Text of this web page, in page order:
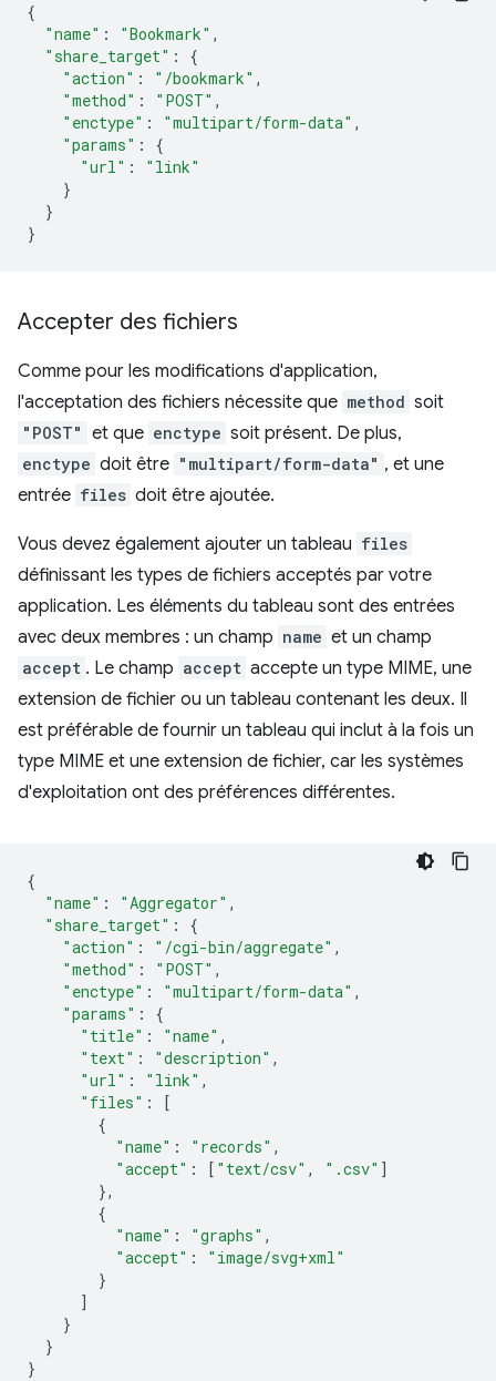
{
"name" : "Bookmark" ,
"share_target" :
{
"action" : "/bookmark" ,
"method" : "POST" ,
"enctype" : "multipart/form-data" ,
"params" :
{
"url" :
"link"
}
}
}
Accepter des fichiers
Comme pour les modifications d'application,
l'acceptation des fichiers nécessite que method soit
"POST" et que enctype soit présent. De plus,
enctype doit être "multipart/form-data" , et une
entrée files doit être ajoutée.
Vous devez également ajouter un tableau files
définissant les types de fichiers acceptés par votre
application. Les éléments du tableau sont des entrées
avec deux membres : un champ name et un champ
accept . Le champ accept accepte un type MIME, une
extension de fichier ou un tableau contenant les deux. Il
est préférable de fournir un tableau qui inclut à la fois un
type MIME et une extension de fichier, car les systèmes
d'exploitation ont des préférences différentes.
{
"name" : "Aggregator" ,
"share_target" :
{
"action" : "/cgi-bin/aggregate" ,
"method" : "POST" ,
"enctype" : "multipart/form-data" ,
"params" :
{
"title" : "name" ,
"text" : "description" ,
"url" : "link" ,
"files" :
[
{
"name" : "records" ,
"accept" : [ "text/csv" , ".csv" ]
},
{
"name" : "graphs" ,
"accept" :
"image/svg+xml"
}
]
}
}
}